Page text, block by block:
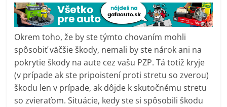
Okrem toho, že by ste týmto chovaním mohli
spôsobiť väčšie škody, nemali by ste nárok ani na
pokrytie škody na aute cez vašu PZP. Tá totiž kryje
(v prípade ak ste pripoistení proti stretu so zverou)
škodu len v prípade, ak dôjde k skutočnému stretu
so zvieraťom. Situácie, kedy ste si spôsobili škodu